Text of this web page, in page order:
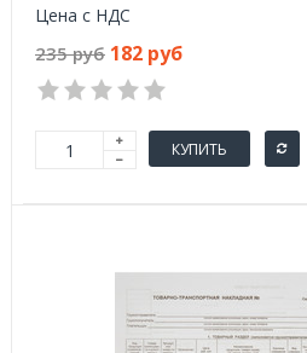
Цена с НДС
235 руб 182 руб
КУПИТЬ